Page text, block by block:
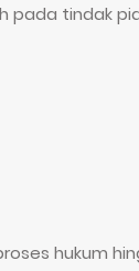
pada tindak
hukum